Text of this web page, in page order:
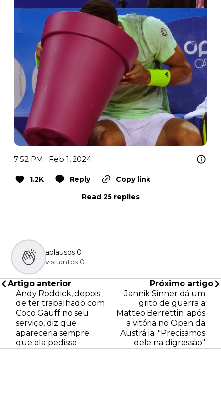
7:52 PM · Feb 1, 2024
1.2K Reply
Copy link
Read 25 replies
aplausos 0
visitantes 0
Artigo anterior
Andy Roddick, depois
de ter trabalhado com
Coco Gauff no seu
serviço, diz que
apareceria sempre
que ela pedisse
Próximo artigo
Jannik Sinner dá um
grito de guerra a
Matteo Berrettini após
a vitória no Open da
Austrália: "Precisamos
dele na digressão"